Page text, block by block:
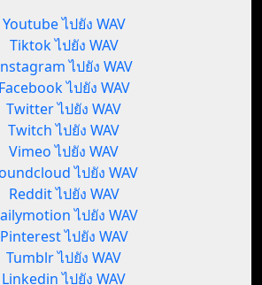
Youtube ไปยัง WAV
Tiktok ไปยัง WAV
ไปยัง WAV
Facebook ไปยัง WAV
Twitter ไปยัง WAV
Twitch ไปยัง WAV
Vimeo ไปยัง WAV
ไปยัง WAV
Reddit ไปยัง WAV
ไปยัง WAV
Pinterest ไปยัง WAV
Tumblr ไปยัง WAV
Linkedin ไปยัง WAV